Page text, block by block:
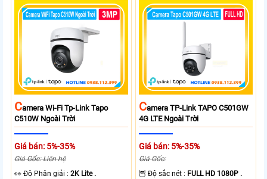
CAmera Wi-Fi Tp-Link Tapo
C510W Ngoài Trời
Giá bán: 5%-35%
Giá Gốc: Liên hệ
️👀 Độ Phân giải :2K Lite .
CAmera TP-Link TAPO C501GW
4G LTE Ngoài Trời
Giá bán: 5%-35%
Giá Gốc:
🦉 Độ sắc nét : FULL HD 1080P .